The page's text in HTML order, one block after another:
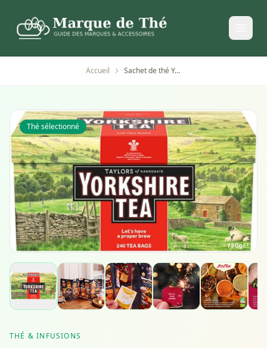
Accueil Sachet de thé Yorkshire Tea 240 pièces
Thé sélectionné
THÉ & INFUSIONS